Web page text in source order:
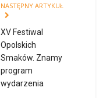
NASTĘPNY ARTYKUŁ
XV Festiwal
Opolskich
Smaków. Znamy
program
wydarzenia